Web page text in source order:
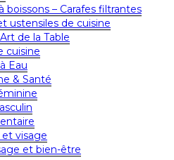
boissons – Carafes filtrantes
ustensiles de cuisine
de la Table
cuisine
Eau
& Santé
et visage
et bien-être